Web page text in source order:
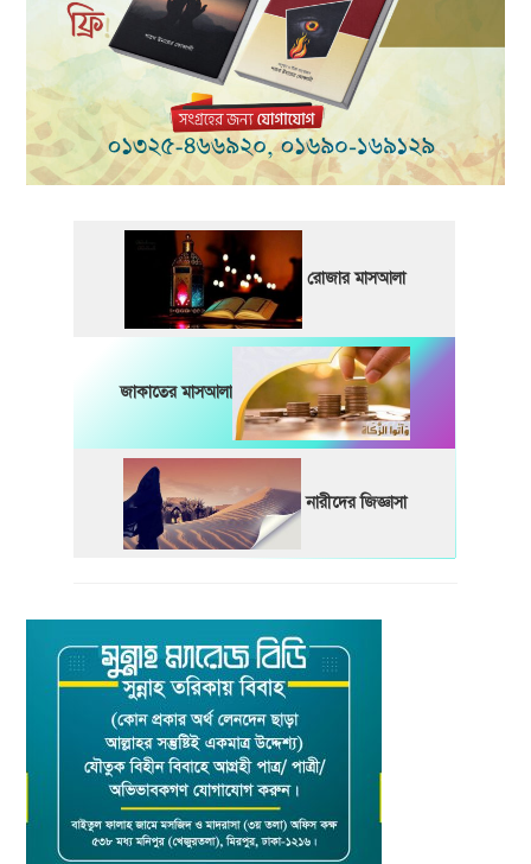
রোজার মাসআলা
জাকাতের মাসআলা
নারীদের জিজ্ঞাসা